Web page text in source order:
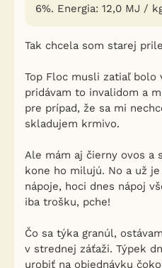
6%. Energia: 12,0 MJ /
Tak chcela som starej
Top Floc musli zatiaľ bolo
pridávam to invalidom a
pre prípad, že sa mi
skladujem krmivo.
Ale mám aj čierny ovos a
kone ho milujú. No a už
nápoje, hoci dnes nápoj
iba trošku, pche!
Čo sa týka granúl,
v strednej záťaži. Týpek
urobiť na objednávku